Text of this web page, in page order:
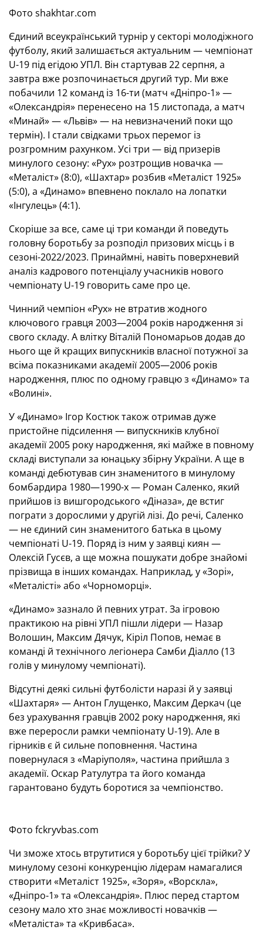
Фото shakhtar.com
Єдиний всеукраїнський турнір у секторі молодіжного
футболу, який залишається актуальним — чемпіонат
U-19 під егідою УПЛ. Він стартував 22 серпня, а
завтра вже розпочинається другий тур. Ми вже
побачили 12 команд із 16-ти (матч «Дніпро-1» —
«Олександрія» перенесено на 15 листопада, а матч
«Минай» — «Львів» — на невизначений поки що
термін). І стали свідками трьох перемог із
розгромним рахунком. Усі три — від призерів
минулого сезону: «Рух» розтрощив новачка —
«Металіст» (8:0), «Шахтар» розбив «Металіст 1925»
(5:0), а «Динамо» впевнено поклало на лопатки
«Інгулець» (4:1).
Скоріше за все, саме ці три команди й поведуть
головну боротьбу за розподіл призових місць і в
сезоні-2022/2023. Принаймні, навіть поверхневий
аналіз кадрового потенціалу учасників нового
чемпіонату U-19 говорить саме про це.
Чинний чемпіон «Рух» не втратив жодного
ключового гравця 2003—2004 років народження зі
свого складу. А влітку Віталій Пономарьов додав до
нього ще й кращих випускників власної потужної за
всіма показниками академії 2005—2006 років
народження, плюс по одному гравцю з «Динамо» та
«Волині».
У «Динамо» Ігор Костюк також отримав дуже
пристойне підсилення — випускників клубної
академії 2005 року народження, які майже в повному
складі виступали за юнацьку збірну України. А ще в
команді дебютував син знаменитого в минулому
бомбардира 1980—1990-х — Роман Саленко, який
прийшов із вишгородського «Діназа», де встиг
пограти з дорослими у другій лізі. До речі, Саленко
— не єдиний син знаменитого батька в цьому
чемпіонаті U-19. Поряд із ним у заявці киян —
Олексій Гусєв, а ще можна пошукати добре знайомі
прізвища в інших командах. Наприклад, у «Зорі»,
«Металісті» або «Чорноморці».
«Динамо» зазнало й певних утрат. За ігровою
практикою на рівні УПЛ пішли лідери — Назар
Волошин, Максим Дячук, Кіріл Попов, немає в
команді й технічного легіонера Самби Діалло (13
голів у минулому чемпіонаті).
Відсутні деякі сильні футболісти наразі й у заявці
«Шахтаря» — Антон Глущенко, Максим Деркач (це
без урахування гравців 2002 року народження, які
вже переросли рамки чемпіонату U-19). Але в
гірників є й сильне поповнення. Частина
повернулася з «Маріуполя», частина прийшла з
академії. Оскар Ратулутра та його команда
гарантовано будуть боротися за чемпіонство.
Фото fckryvbas.com
Чи зможе хтось втрутитися у боротьбу цієї трійки? У
минулому сезоні конкуренцію лідерам намагалися
створити «Металіст 1925», «Зоря», «Ворскла»,
«Дніпро-1» та «Олександрія». Плюс перед стартом
сезону мало хто знає можливості новачків —
«Металіста» та «Кривбаса».